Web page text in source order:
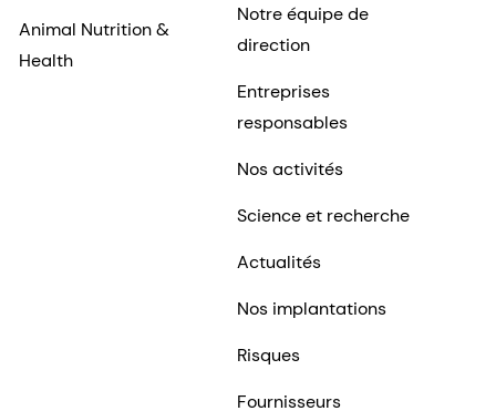
Animal Nutrition &
Health
Notre équipe de
direction
Entreprises
responsables
Nos activités
Science et recherche
Actualités
Nos implantations
Risques
Fournisseurs